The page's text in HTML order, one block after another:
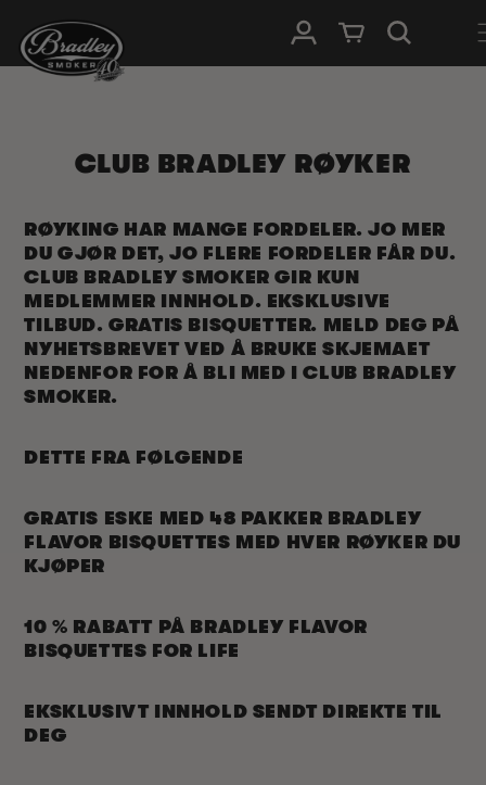
INNHOLDET
Logg InnHandlevogn
CLUB BRADLEY RØYKER
RØYKING HAR MANGE FORDELER. JO MER
DU GJØR DET, JO FLERE FORDELER FÅR DU.
CLUB BRADLEY SMOKER GIR KUN
MEDLEMMER INNHOLD. EKSKLUSIVE
TILBUD. GRATIS BISQUETTER. MELD DEG PÅ
NYHETSBREVET VED Å BRUKE SKJEMAET
NEDENFOR FOR Å BLI MED I CLUB BRADLEY
SMOKER.
DETTE FRA FØLGENDE
GRATIS ESKE MED 48 PAKKER BRADLEY
FLAVOR BISQUETTES MED HVER RØYKER DU
KJØPER
10 % RABATT PÅ BRADLEY FLAVOR
BISQUETTES FOR LIFE
EKSKLUSIVT INNHOLD SENDT DIREKTE TIL
DEG